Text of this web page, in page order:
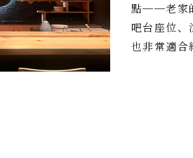
點──老家
吧台座位、
也非常適合